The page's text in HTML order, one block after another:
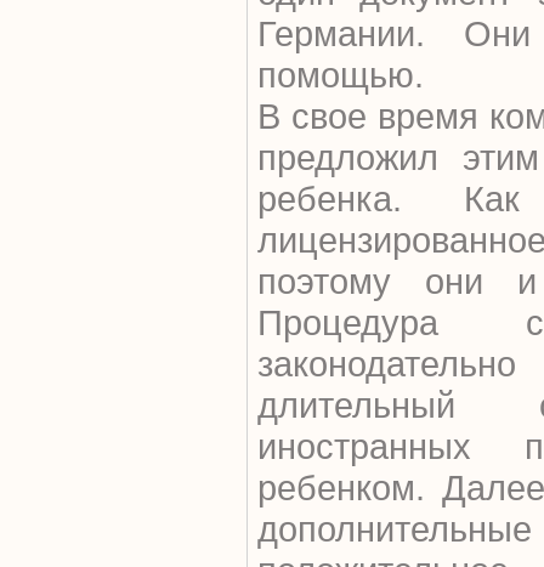
Германии.
помощью.
В свое время
предложил
ребенка.
поэтому они
Процедура
иностранных
ребенком.